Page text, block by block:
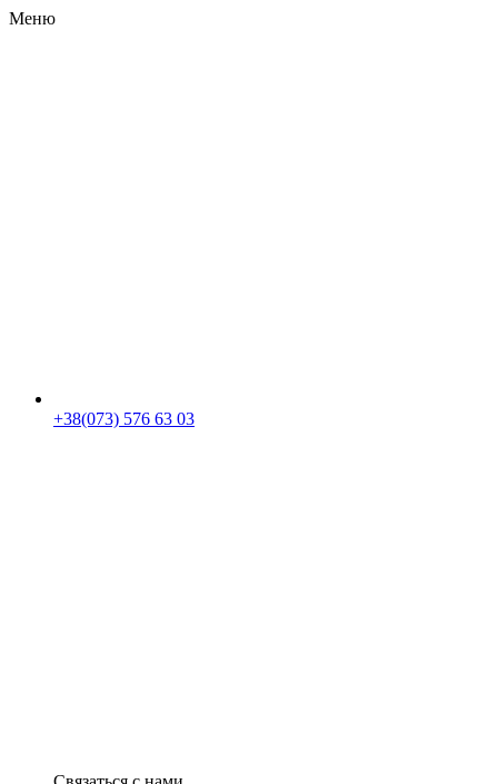
Меню
+38(073) 576 63 03